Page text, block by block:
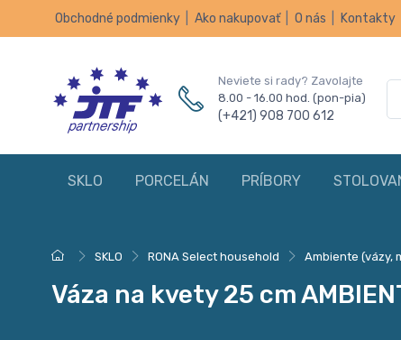
Obchodné podmienky Ako nakupovať O nás Kontakty
Neviete si rady? Zavolajte
8.00 - 16.00 hod. (pon-pia)
(+421) 908 700 612
SKLO PORCELÁN PRÍBORY
SKLO RONA Select household Ambiente (vázy,
Váza na kvety 25 cm